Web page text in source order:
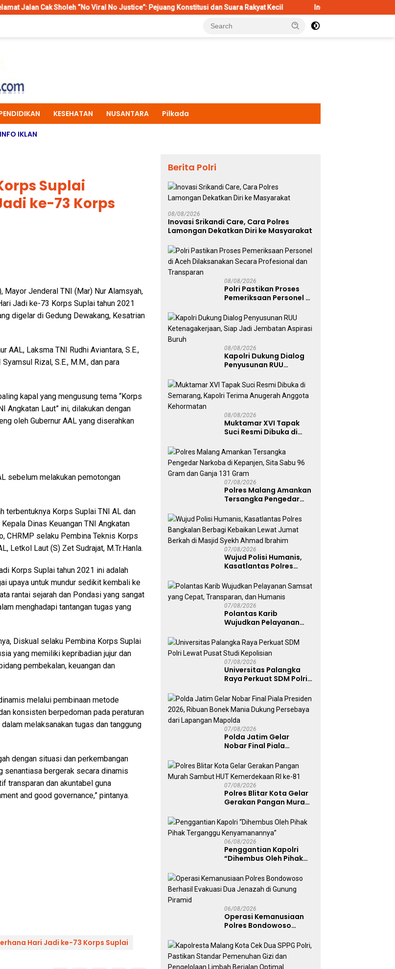
Sholeh “No Viral No Justice”: Pejuang Konstitusi dan Suara Rakyat Kecil Inovasi Srikandi Care, Cara Polres
KESEHATAN NUSANTARA Pilkada
INFO IKLAN
Suplai
ke-73 Korps
Mayor Jenderal TNI (Mar) Nur Alamsyah,
Jadi ke-73 Korps Suplai tahun 2021
digelar di Gedung Dewakang, Kesatrian
AAL, Laksma TNI Rudhi Aviantara, S.E.,
Rizal, S.E., M.M., dan para
kapal yang mengusung tema “Korps
Angkatan Laut” ini, dilakukan dengan
oleh Gubernur AAL yang diserahkan
sebelum melakukan pemotongan
terbentuknya Korps Suplai TNI AL dan
Dinas Keuangan TNI Angkatan
CHRMP selaku Pembina Teknis Korps
Letkol Laut (S) Zet Sudrajat, M.Tr.Hanla.
Korps Suplai tahun 2021 ini adalah
upaya untuk mundur sedikit kembali ke
rantai sejarah dan Pondasi yang sangat
menghadapi tantangan tugas yang
Diskual selaku Pembina Korps Suplai
yang memiliki kepribadian jujur dan
pembekalan, keuangan dan
melalui pembinaan metode
konsisten berpedoman pada peraturan
melaksanakan tugas dan tanggung
dengan situasi dan perkembangan
senantiasa bergerak secara dinamis
transparan dan akuntabel guna
and good governance,” pintanya.
Hari Jadi ke-73 Korps Suplai
Berita Polri
08/08/2026
Inovasi Srikandi Care, Cara Polres
Lamongan Dekatkan Diri ke Masyarakat
08/08/2026
Polri Pastikan Proses
Pemeriksaan Personel di
Secara Profesional dan
Transparan
08/08/2026
Kapolri Dukung Dialog
Penyusunan RUU
Jadi Jembatan Aspirasi
Buruh
08/08/2026
Muktamar XVI Tapak
Suci Resmi Dibuka di
Terima Anugerah
Anggota Kehormatan
07/08/2026
Polres Malang Amankan
Tersangka Pengedar
Sita Sabu 96 Gram dan
Ganja 131 Gram
07/08/2026
Wujud Polisi Humanis,
Kasatlantas Polres
Kebaikan Lewat Jumat
Berkah di Masjid Syekh
Ahmad Ibrahim
07/08/2026
Polantas Karib
Wujudkan Pelayanan
Transparan, dan
Humanis
07/08/2026
Universitas Palangka
Raya Perkuat SDM Polri
Kepolisian
07/08/2026
Polda Jatim Gelar
Nobar Final Piala
Bonek Mania Dukung
Persebaya dari
Lapangan Mapolda
07/08/2026
Polres Blitar Kota Gelar
Gerakan Pangan Murah
Kemerdekaan RI ke-81
06/08/2026
Penggantian Kapolri
“Dihembus Oleh Pihak
Kenyamanannya”
06/08/2026
Operasi Kemanusiaan
Polres Bondowoso
Jenazah di Gunung
Piramid